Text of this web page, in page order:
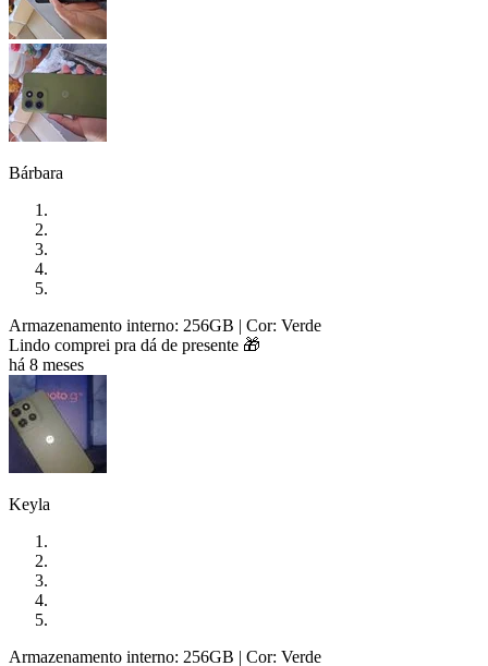
Bárbara
Armazenamento interno: 256GB | Cor: Verde
Lindo comprei pra dá de presente 🎁
há 8 meses
Keyla
Armazenamento interno: 256GB | Cor: Verde